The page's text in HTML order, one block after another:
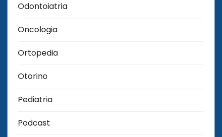
Odontoiatria
Oncologia
Ortopedia
Otorino
Pediatria
Podcast